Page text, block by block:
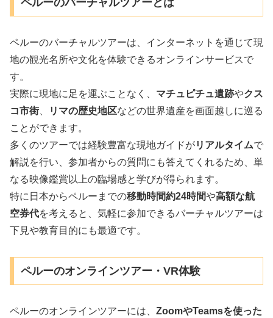
ペルーのバーチャルツアーとは
ペルーのバーチャルツアーは、インターネットを通じて現
地の観光名所や文化を体験できるオンラインサービスで
す。
実際に現地に足を運ぶことなく、 マチュピチュ遺跡やクス
コ市街、 リマの歴史地区などの世界遺産を画面越しに巡る
ことができます。
多くのツアーでは経験豊富な現地ガイドがリアルタイムで
解説を行い、参加者からの質問にも答えてくれるため、単
なる映像鑑賞以上の臨場感と学びが得られます。
特に日本からペルーまでの移動時間約24時間や高額な航
空券代を考えると、気軽に参加できるバーチャルツアーは
下見や教育目的にも最適です。
ペルーのオンラインツアー・VR体験
ペルーのオンラインツアーには、 ZoomやTeamsを使った